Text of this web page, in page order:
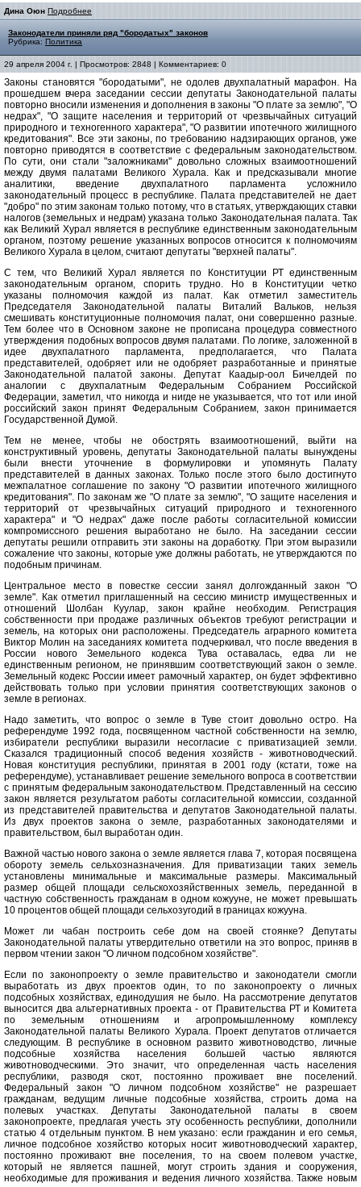
Дина Оюн Подробнее
Законодатели приняли ряд "бородатых" законов
Рубрика: Политика
29 апреля 2004 г. | Просмотров: 2848 | Комментариев: 0
Законы становятся "бородатыми", не одолев двухпалатный марафон. На
прошедшем вчера заседании сессии депутаты Законодательной палаты
повторно вносили изменения и дополнения в законы "О плате за землю", "О
недрах", "О защите населения и территорий от чрезвычайных ситуаций
природного и техногенного характера", "О развитии ипотечного жилищного
кредитования". Все эти законы, по требованию надзирающих органов, уже
повторно приводятся в соответствие с федеральным законодательством.
По сути, они стали "заложниками" довольно сложных взаимоотношений
между двумя палатами Великого Хурала. Как и предсказывали многие
аналитики, введение двухпалатного парламента усложнило
законодательный процесс в республике. Палата представителей не дает
"добро" по этим законам только потому, что в статьях, утверждающих ставки
налогов (земельных и недрам) указана только Законодательная палата. Так
как Великий Хурал является в республике единственным законодательным
органом, поэтому решение указанных вопросов относится к полномочиям
Великого Хурала в целом, считают депутаты "верхней палаты".
С тем, что Великий Хурал является по Конституции РТ единственным
законодательным органом, спорить трудно. Но в Конституции четко
указаны полномочия каждой из палат. Как отметил заместитель
Председателя Законодательной палаты Виталий Вальков, нельзя
смешивать конституционные полномочия палат, они совершенно разные.
Тем более что в Основном законе не прописана процедура совместного
утверждения подобных вопросов двумя палатами. По логике, заложенной в
идее двухпалатного парламента, предполагается, что Палата
представителей, одобряет или не одобряет разработанные и принятые
Законодательной палатой законы. Депутат Каадыр-оол Бичелдей по
аналогии с двухпалатным Федеральным Собранием Российской
Федерации, заметил, что никогда и нигде не указывается, что тот или иной
российский закон принят Федеральным Собранием, закон принимается
Государственной Думой.
Тем не менее, чтобы не обострять взаимоотношений, выйти на
конструктивный уровень, депутаты Законодательной палаты вынуждены
были внести уточнение в формулировки и упомянуть Палату
представителей в данных законах. Только после этого было достигнуто
межпалатное соглашение по закону "О развитии ипотечного жилищного
кредитования". По законам же "О плате за землю", "О защите населения и
территорий от чрезвычайных ситуаций природного и техногенного
характера" и "О недрах" даже после работы согласительной комиссии
компромиссного решения выработано не было. На заседании сессии
депутаты решили отправить эти законы на доработку. При этом выразили
сожаление что законы, которые уже должны работать, не утверждаются по
подобным причинам.
Центральное место в повестке сессии занял долгожданный закон "О
земле". Как отметил приглашенный на сессию министр имущественных и
отношений Шолбан Куулар, закон крайне необходим. Регистрация
собственности при продаже различных объектов требуют регистрации и
земель, на которых они расположены. Председатель аграрного комитета
Виктор Молин на заседаниях комитета подчеркивал, что после введения в
России нового Земельного кодекса Тува оставалась, едва ли не
единственным регионом, не принявшим соответствующий закон о земле.
Земельный кодекс России имеет рамочный характер, он будет эффективно
действовать только при условии принятия соответствующих законов о
земле в регионах.
Надо заметить, что вопрос о земле в Туве стоит довольно остро. На
референдуме 1992 года, посвященном частной собственности на землю,
избиратели республики выразили несогласие с приватизацией земли.
Сказался традиционный способ ведения хозяйств - животноводческий.
Новая конституция республики, принятая в 2001 году (кстати, тоже на
референдуме), устанавливает решение земельного вопроса в соответствии
с принятым федеральным законодательством. Представленный на сессию
закон является результатом работы согласительной комиссии, созданной
из представителей правительства и депутатов Законодательной палаты.
Из двух проектов закона о земле, разработанных законодателями и
правительством, был выработан один.
Важной частью нового закона о земле является глава 7, которая посвящена
обороту земель сельхозназначения. Для приватизации таких земель
установлены минимальные и максимальные размеры. Максимальный
размер общей площади сельскохозяйственных земель, переданной в
частную собственность гражданам в одном кожууне, не может превышать
10 процентов общей площади сельхозугодий в границах кожууна.
Может ли чабан построить себе дом на своей стоянке? Депутаты
Законодательной палаты утвердительно ответили на это вопрос, приняв в
первом чтении закон "О личном подсобном хозяйстве".
Если по законопроекту о земле правительство и законодатели смогли
выработать из двух проектов один, то по законопроекту о личных
подсобных хозяйствах, единодушия не было. На рассмотрение депутатов
выносится два альтернативных проекта - от Правительства РТ и Комитета
по земельным отношениям и агропромышленному комплексу
Законодательной палаты Великого Хурала. Проект депутатов отличается
следующим. В республике в основном развито животноводство, личные
подсобные хозяйства населения большей частью являются
животноводческими. Это значит, что определенная часть населения
республики, разводя скот, постоянно проживает вне поселений.
Федеральный закон "О личном подсобном хозяйстве" не разрешает
гражданам, ведущим личные подсобные хозяйства, строить дома на
полевых участках. Депутаты Законодательной палаты в своем
законопроекте, предлагая учесть эту особенность республики, дополнили
статью 4 отдельным пунктом. В нем указано: если гражданин и его семья,
личное подсобное хозяйство которых носит животноводческий характер,
постоянно проживают вне поселения, то на своем полевом участке,
который не является пашней, могут строить здания и сооружения,
необходимые для проживания и ведения личного хозяйства. Также новым